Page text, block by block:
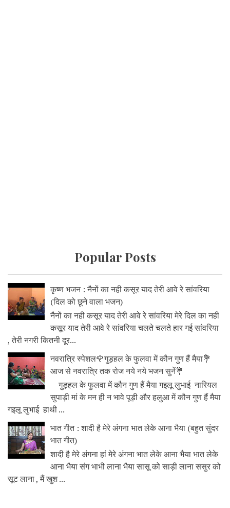
Popular Posts
कृष्ण भजन : नैनों का नही कसूर याद तेरी आवे रे सांवरिया
(दिल को छूने वाला भजन)
नैनों का नही कसूर याद तेरी आवे रे सांवरिया मेरे दिल का नही
कसूर याद तेरी आवे रे सांवरिया चलते चलते हार गई सांवरिया
, तेरी नगरी कितनी दूर...
नवरात्रि स्पेशल🌹गुड़हल के फुलवा में कौन गुण हैं मैया💐
आज से नवरात्रि तक रोज नये नये भजन सुनें💐
गुड़हल के फुलवा में कौन गुण हैं मैया गइलू लुभाई नारियल
सुपाड़ी मां के मन ही न भावे पूड़ी और हलुआ में कौन गुण हैं मैया
गइलू लुभाई हाथी ...
भात गीत : शादी है मेरे अंगना भात लेके आना भैया (बहुत सुंदर
भात गीत)
शादी है मेरे अंगना हां मेरे अंगना भात लेके आना भैया भात लेके
आना भैया संग भाभी लाना भैया सासू को साड़ी लाना ससुर को
सूट लाना , मैं खुश ...